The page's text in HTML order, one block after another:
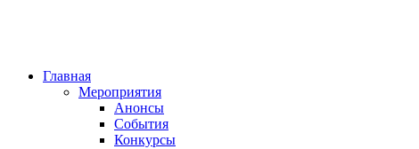
Главная
Мероприятия
Анонсы
События
Конкурсы